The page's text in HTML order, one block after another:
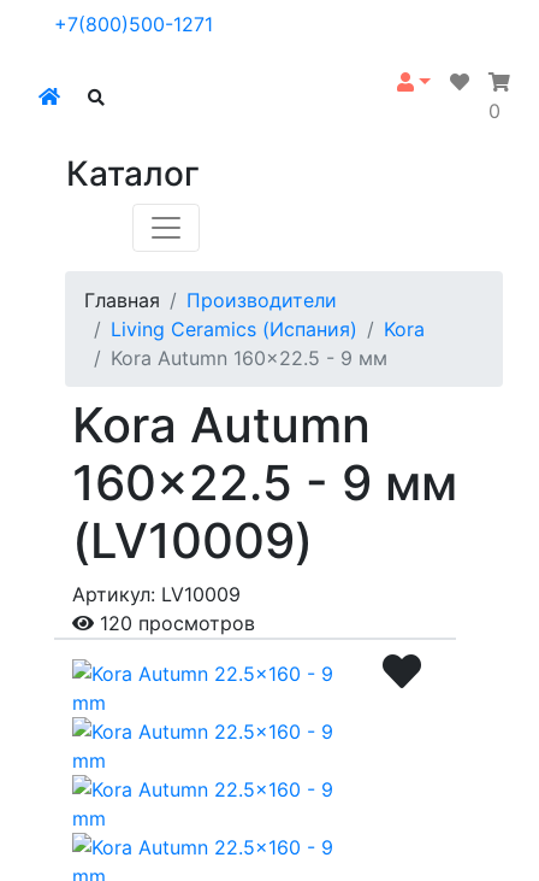
+7(800)500-1271
0
Каталог
Главная
Производители
Living Ceramics (Испания)
Kora
Kora Autumn 160x22.5 - 9 мм
Kora Autumn
160x22.5 - 9 мм
(LV10009)
Артикул: LV10009
120 просмотров